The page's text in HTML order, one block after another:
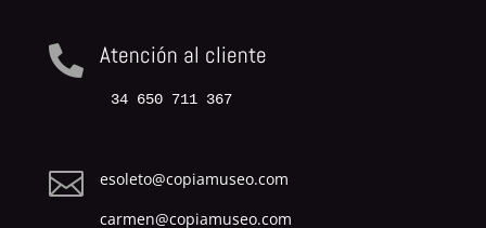
 Atención al cliente
34 650 711 367

esoleto@copiamuseo.com
carmen@copiamuseo.com